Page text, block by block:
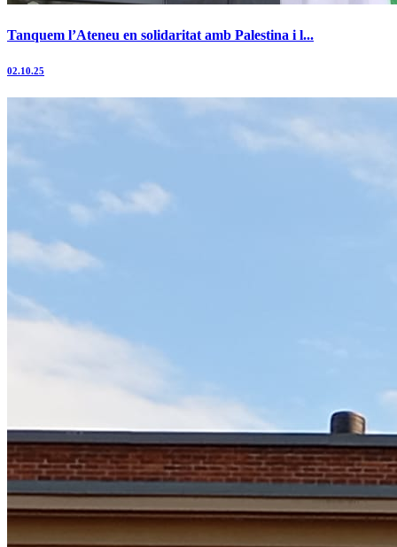
Tanquem l’Ateneu en solidaritat amb Palestina i l...
02.10.25